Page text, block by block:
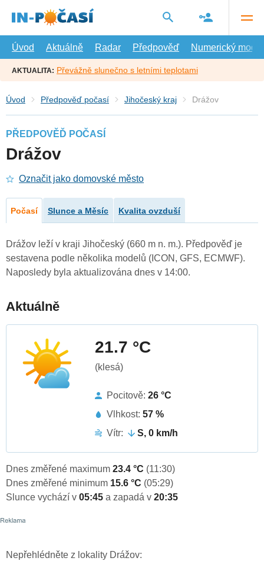
hlavní
Úvod
Aktuálně Radar Předpověď Numerický model
AKTUALITA: Převážně slunečno s letními teplotami
Úvod Předpověď počasí Jihočeský kraj Drážov
PŘEDPOVĚĎ POČASÍ
Drážov
Označit jako domovské město
Počasí Slunce a Měsíc Kvalita ovzduší
Drážov leží v kraji Jihočeský (660 m n. m.). Předpověď je
sestavena podle několika modelů (ICON, GFS, ECMWF).
Naposledy byla aktualizována dnes v 14:00.
Aktuálně
21.7 °C
(klesá)
Pocitově: 26 °C
Vlhkost: 57 %
Vítr:
S, 0 km/h
Dnes změřené maximum 23.4 °C (11:30)
Dnes změřené minimum 15.6 °C (05:29)
Slunce vychází v 05:45 a zapadá v 20:35
Nepřehlédněte z lokality Drážov: